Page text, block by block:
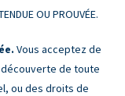
OU PROUVÉE.
Vous acceptez de
de toute
ou des droits de